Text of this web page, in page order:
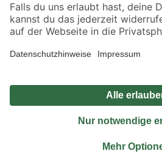
Alle Preisangaben in EUR inkl. gesetzl. MwSt.. Die
Umständen nicht in allen Märkten verfügbar. Die
Produkte nur solange der Vorrat reicht.
*Paketversand ab 59 € versandkostenfrei, gilt nicht für
Privatsphäre Impressum
Nutzungsbedingungen
Widerrufsrecht
© 2026 toom Baumarkt GmbH